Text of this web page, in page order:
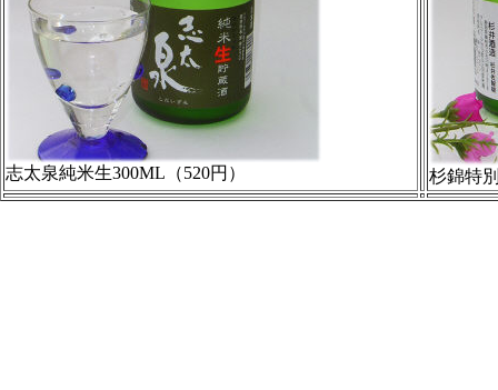
志太泉純米生300ML（520円） 杉錦特